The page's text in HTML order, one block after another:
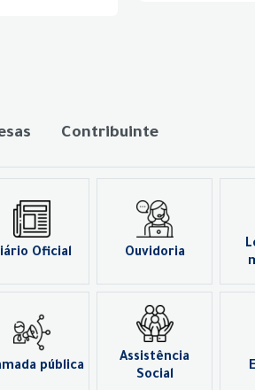
Contribuinte
Oficial Ouvidoria
pública
Assistência
Social